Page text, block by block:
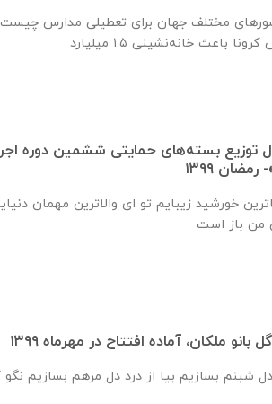
مختلف جهان برای تعطیلی مدارس
توزیع بسته‌های حمایتی ششمین دوره
خورشید زیبایم تو ای والاترین مهمان
بانو ملكان، آماده افتتاح در مهرماه ۱۳۹۹
دل شبنم بسازیم بیا از درد دل مرهم بسازیم